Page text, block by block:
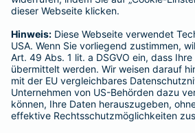
Adresse ändern
Schaden melden
Serviceübersicht